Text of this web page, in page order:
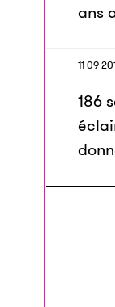
ans
11 09
186